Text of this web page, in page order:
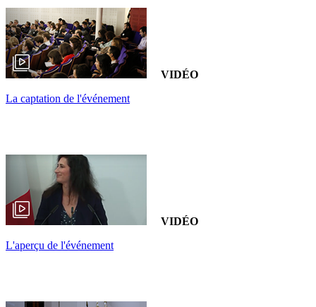
VIDÉO
La captation de l'événement
VIDÉO
L'aperçu de l'événement